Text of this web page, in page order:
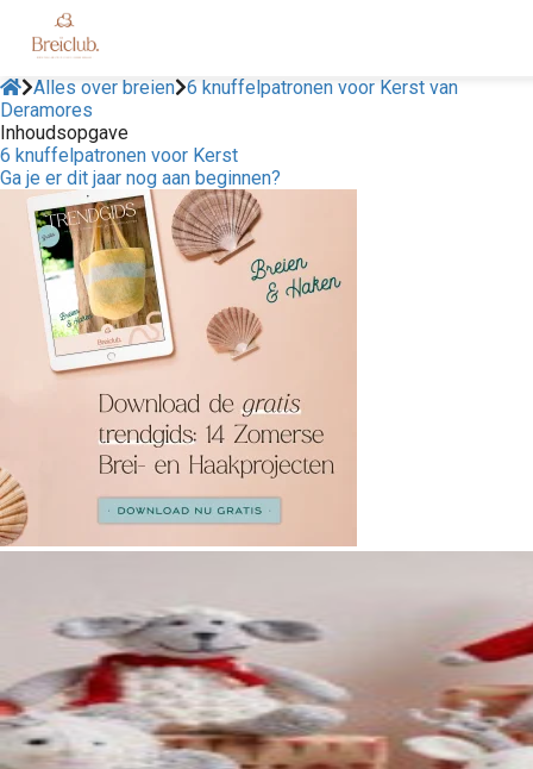
Alles over breien 6 knuffelpatronen voor Kerst van
Deramores
Inhoudsopgave
6 knuffelpatronen voor Kerst
Ga je er dit jaar nog aan beginnen?